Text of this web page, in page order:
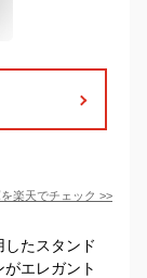
楽天でチェック >>
たスタンド
エレガント